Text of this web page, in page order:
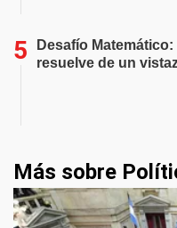
Desafío
resuelve de un
Más sobre